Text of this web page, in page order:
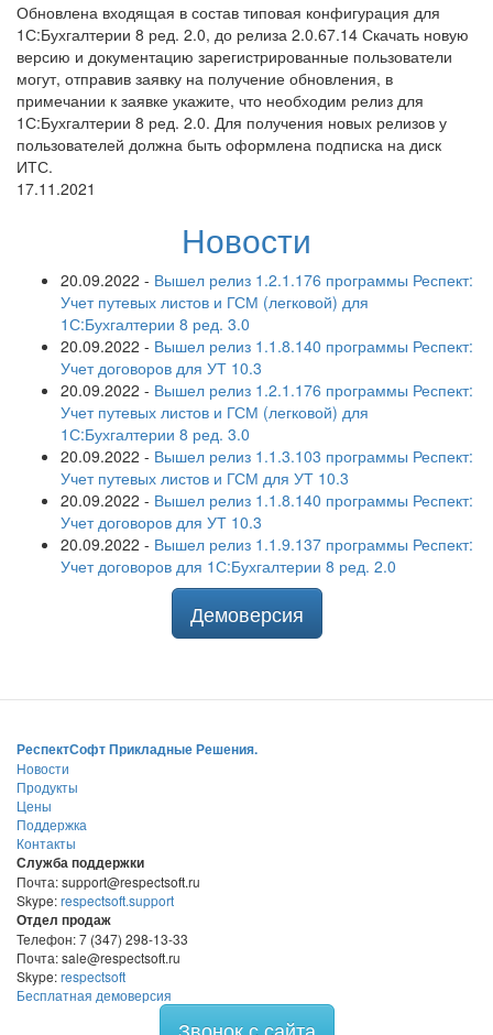
Обновлена входящая в состав типовая конфигурация для
1С:Бухгалтерии 8 ред. 2.0, до релиза 2.0.67.14 Скачать новую
версию и документацию зарегистрированные пользователи
могут, отправив заявку на получение обновления, в
примечании к заявке укажите, что необходим релиз для
1С:Бухгалтерии 8 ред. 2.0. Для получения новых релизов у
пользователей должна быть оформлена подписка на диск
ИТС.
17.11.2021
Новости
20.09.2022 - Вышел релиз 1.2.1.176 программы Респект:
Учет путевых листов и ГСМ (легковой) для
1С:Бухгалтерии 8 ред. 3.0
20.09.2022 - Вышел релиз 1.1.8.140 программы Респект:
Учет договоров для УТ 10.3
20.09.2022 - Вышел релиз 1.2.1.176 программы Респект:
Учет путевых листов и ГСМ (легковой) для
1С:Бухгалтерии 8 ред. 3.0
20.09.2022 - Вышел релиз 1.1.3.103 программы Респект:
Учет путевых листов и ГСМ для УТ 10.3
20.09.2022 - Вышел релиз 1.1.8.140 программы Респект:
Учет договоров для УТ 10.3
20.09.2022 - Вышел релиз 1.1.9.137 программы Респект:
Учет договоров для 1С:Бухгалтерии 8 ред. 2.0
Демоверсия
РеспектСофт Прикладные Решения.
Новости
Продукты
Цены
Поддержка
Контакты
Служба поддержки
Почта: support@respectsoft.ru
Skype:respectsoft.support
Отдел продаж
Телефон: 7 (347) 298-13-33
Почта: sale@respectsoft.ru
Skype:respectsoft
Бесплатная демоверсия